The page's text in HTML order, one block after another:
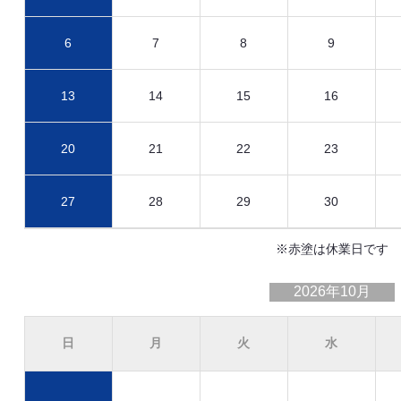
6 7 8 9
13 14 15 16
20 21 22 23
27 28 29 30
※赤塗は休業日です
2026年10月
日 月 火 水